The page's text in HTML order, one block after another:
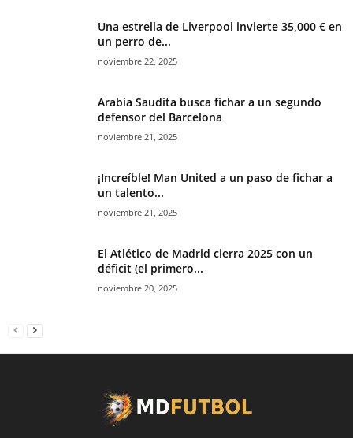
Una estrella de Liverpool invierte 35,000 € en
un perro de...
noviembre 22, 2025
Arabia Saudita busca fichar a un segundo
defensor del Barcelona
noviembre 21, 2025
¡Increíble! Man United a un paso de fichar a
un talento...
noviembre 21, 2025
El Atlético de Madrid cierra 2025 con un
déficit (el primero...
noviembre 20, 2025